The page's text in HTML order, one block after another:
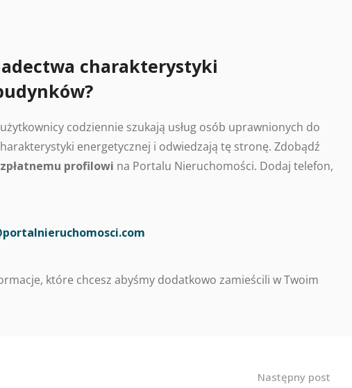
charakterystyki
codziennie szukają usług osób uprawnionych do
energetycznej i odwiedzają tę stronę. Zdobądź
profilowi na Portalu Nieruchomości. Dodaj telefon,
które chcesz abyśmy dodatkowo zamieścili w Twoim
Następny post